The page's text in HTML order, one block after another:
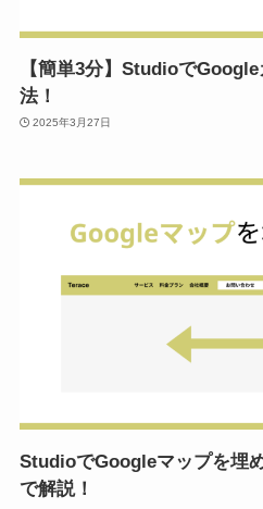
【簡単3分】Studioで
法！
2025年3月27日
StudioでGoogleマップを埋
で解説！